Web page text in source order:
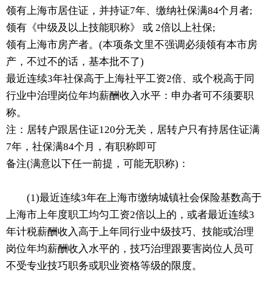
领有上海市居住证，并持证7年、缴纳社保满84个月者;
领有《中级及以上技能职称》 或 2倍以上社保;
领有上海市房产者。(本项条文里不强调必须领有本市房
产，不过不的话，基本批不了)
最近连续3年社保高于上海社平工资2倍、或个税高于同
行业中治理岗位年均薪酬收入水平：申办者可不须要职
称。
注：居转户跟居住证120分无关，居转户只有持居住证满
7年，社保满84个月，有职称即可
备注(满意以下任一前提，可能无职称)：
(1)最近连续3年在上海市缴纳城镇社会保险基数高于
上海市上年度职工均匀工资2倍以上的，或者最近连续3
年计税薪酬收入高于上年同行业中级技巧、技能或治理
岗位年均薪酬收入水平的，技巧治理跟要害岗位人员可
不受专业技巧职务或职业资格等级的限度。